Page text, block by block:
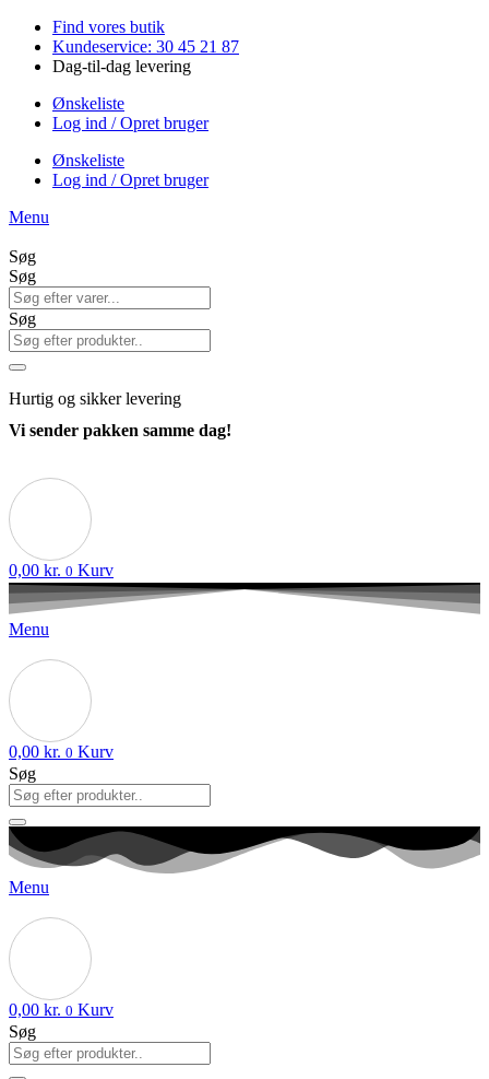
Videre
indhold
Find vores butik
Kundeservice: 30 45 21 87
Dag-til-dag levering
Ønskeliste
Log ind / Opret bruger
Ønskeliste
Log ind / Opret bruger
Menu
Søg
Søg
Søg
Hurtig og sikker levering
Vi sender pakken samme dag!
0,00 kr. 0 Kurv
Menu
0,00 kr. 0 Kurv
Søg
Menu
0,00 kr. 0 Kurv
Søg